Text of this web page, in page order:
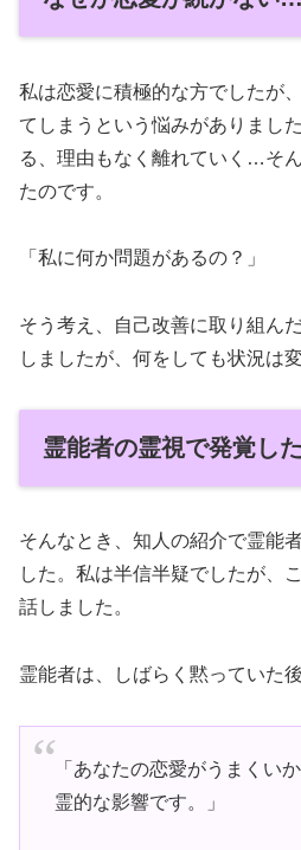
私は恋愛に積極的な方でしたが
てしまうという悩みがありまし
る、理由もなく離れていく…そ
たのです。
「私に何か問題があるの？」
そう考え、自己改善に取り組ん
しましたが、何をしても状況は
霊能者の霊視で発覚し
そんなとき、知人の紹介で霊能
した。私は半信半疑でしたが、
話しました。
霊能者は、しばらく黙っていた
「あなたの恋愛がうまくい
霊的な影響です。」